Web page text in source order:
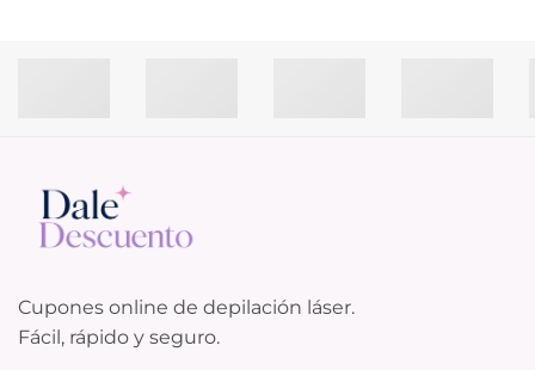
Cupones online de depilación láser.
Fácil, rápido y seguro.